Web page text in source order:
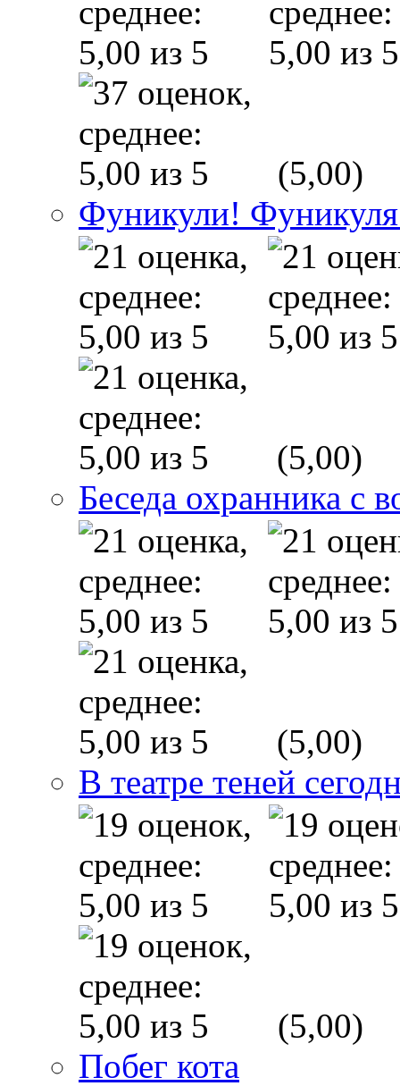
(5,00)
Фуникули!
(5,00)
Беседа охранника с
(5,00)
В театре теней
(5,00)
Побег кота